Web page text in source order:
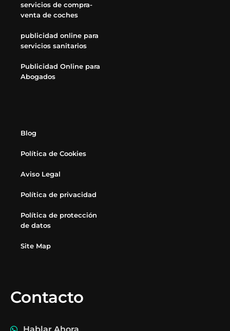
servicios de compra-
venta de coches
publicidad online para
servicios sanitarios
Publicidad Online para
Abogados
Blog
Política de Cookies
Aviso Legal
Política de privacidad
Política de protección
de datos
Site Map
Contacto